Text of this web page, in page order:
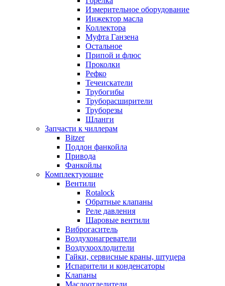
Измерительное оборудование
Инжектор масла
Коллектора
Муфта Ганзена
Остальное
Припой и флюс
Проколки
Рефко
Течеискатели
Трубогибы
Труборасширители
Труборезы
Шланги
Запчасти к чиллерам
Bitzer
Поддон фанкойла
Привода
Фанкойлы
Комплектующие
Вентили
Rotalock
Обратные клапаны
Реле давления
Шаровые вентили
Виброгаситель
Воздухонагреватели
Воздухоохлодители
Гайки, сервисные краны, штуцера
Испарители и конденсаторы
Клапаны
Маслоотделители